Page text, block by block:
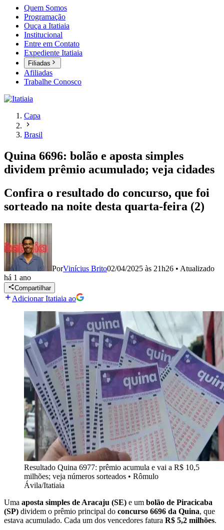
Quem Somos
Programação
Ouça a Itatiaia
Institucional
Entre em Contato
Expediente Itatiaia
Filiadas
Afiliadas
Trabalhe Conosco
Capa
Brasil
Quina 6696: bolão e aposta simples
dividem prêmio acumulado; veja cidades
Confira o resultado do concurso, que foi
sorteado na noite desta quarta-feira (2)
PorVinícius Brito02/04/2025 às 21h26 • Atualizado
há 1 ano
Compartilhar
Adicionar Itatiaia ao
Resultado Quina 6977: prêmio acumula e vai a R$ 10,5
milhões; veja números sorteados • Rômulo
Ávila/Itatiaia
Uma aposta simples de Aracaju (SE) e um bolão de Piracicaba
(SP) dividem o prêmio principal do concurso 6696 da Quina, que
estava acumulado. Cada um dos vencedores fatura R$ 5,2 milhões.